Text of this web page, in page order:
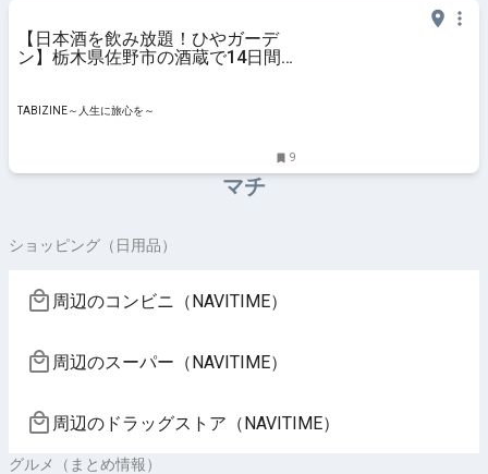
【日本酒を飲み放題！ひやガーデ
ン】栃木県佐野市の酒蔵で14日間
TABIZINE～人生に旅心を～
9
マチ
ショッピング（日用品）
周辺のコンビニ（NAVITIME）
周辺のスーパー（NAVITIME）
周辺のドラッグストア（NAVITIME）
グルメ（まとめ情報）